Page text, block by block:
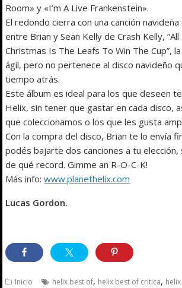
Room» y «I’m A Live Frankenstein».
El redondo cierra con una canción
entre Brian y Sean Kelly de Crash Kelly,
Christmas Is The Leafs To Win The Cup”,
ágil, pero no pertenece al disco navideño
tiempo atrás.
Este álbum es ideal para los que deseen
Helix, sin tener que gastar en cada disco,
que coleccionamos o los que les gusta
Con la compra del disco, Brian te lo envía
podés bajarte dos canciones a tu elección,
de qué record. Gimme an R-O-C-K!
Más info:www.planethelix.com
Lucas Gordon.
Inicio helix best of, helix best of critica,